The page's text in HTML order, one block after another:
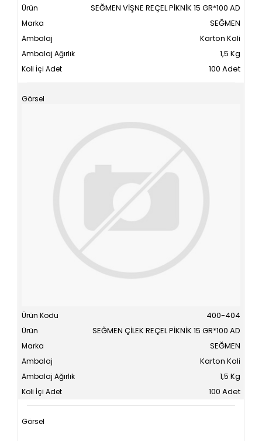
SEĞMEN VİŞNE REÇEL PİKNİK 15 GR*100 AD
SEĞMEN
Karton Koli
1,5 Kg
100 Adet
400-404
SEĞMEN ÇİLEK REÇEL PİKNİK 15 GR*100 AD
SEĞMEN
Karton Koli
1,5 Kg
100 Adet